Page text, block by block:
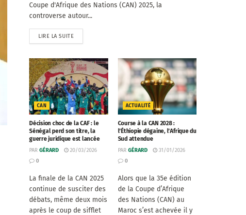
Coupe d'Afrique des Nations (CAN) 2025, la
controverse autour...
LIRE LA SUITE
CAN
Décision choc de la CAF : le
Sénégal perd son titre, la
guerre juridique est lancée
PAR GÉRARD
20/03/2026
0
La finale de la CAN 2025
continue de susciter des
débats, même deux mois
après le coup de sifflet
ACTUALITÉ
Course à la CAN 2028 :
l’Éthiopie dégaine, l’Afrique du
Sud attendue
PAR GÉRARD
31/01/2026
0
Alors que la 35e édition
de la Coupe d’Afrique
des Nations (CAN) au
Maroc s’est achevée il y